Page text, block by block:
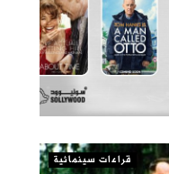
قراءات سينمائية